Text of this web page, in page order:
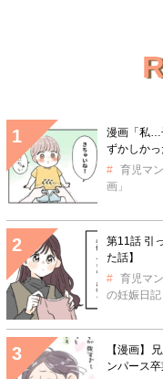
漫画「私…
ずかしか
育児マ
画」
第11話 引
た話】
育児マ
の妊娠日記
【漫画】
ンパース